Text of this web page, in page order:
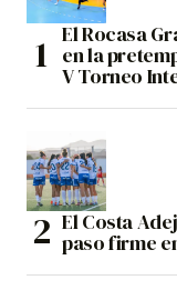
El Rocasa
en la
V Torneo
El Costa
paso firme